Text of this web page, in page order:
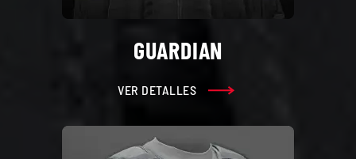
GUARDIAN
VER DETALLES